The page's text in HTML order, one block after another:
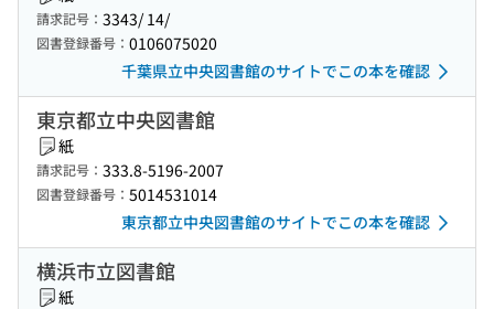
請求記号： 3343/ 14/
図書登録番号： 0106075020
千葉県立中央図書館のサイトでこの本を確認
東京都立中央図書館
紙
請求記号： 333.8-5196-2007
図書登録番号： 5014531014
東京都立中央図書館のサイトでこの本を確認
横浜市立図書館
紙